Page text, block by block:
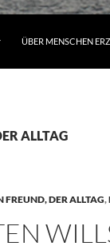
ÜBER MENSCHEN
ALLTAG
FREUND, DER ALLTAG,